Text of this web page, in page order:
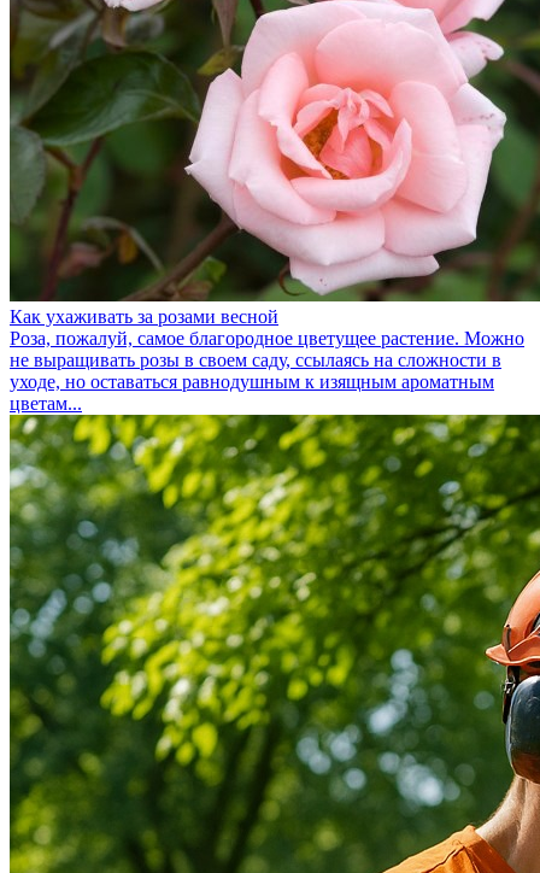
Как ухаживать за розами весной
Роза, пожалуй, самое благородное цветущее растение. Можно
не выращивать розы в своем саду, ссылаясь на сложности в
уходе, но оставаться равнодушным к изящным ароматным
цветам...